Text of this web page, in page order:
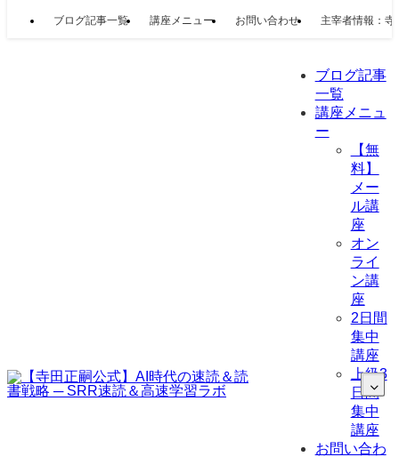
ブログ記事一覧 講座メニュー お問い合わせ 主宰者情報：寺
ブログ記事
一覧
講座メニュ
ー
【無
料】
メー
ル講
座
オン
ライ
ン講
座
2日間
集中
講座
上級3
日間
集中
講座
お問い合わ